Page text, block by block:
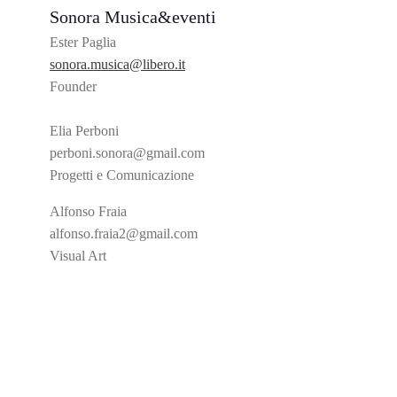
Sonora Musica&eventi
Ester Paglia
sonora.musica@libero.it
Founder
Elia Perboni
perboni.sonora@gmail.com
Progetti e Comunicazione
Alfonso Fraia
alfonso.fraia2@gmail.com
Visual Art